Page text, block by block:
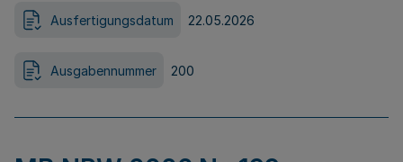
Ausfertigungsdatum 22.05.2026
Ausgabennummer 200